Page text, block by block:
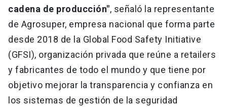
cadena de producción", señaló la representante
de Agrosuper, empresa nacional que forma parte
desde 2018 de la Global Food Safety Initiative
(GFSI), organización privada que reúne a retailers
y fabricantes de todo el mundo y que tiene por
objetivo mejorar la transparencia y confianza en
los sistemas de gestión de la seguridad